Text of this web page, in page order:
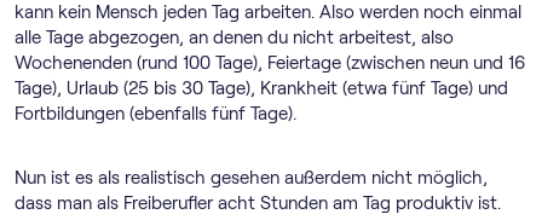
kann kein Mensch jeden Tag arbeiten. Also werden noch einmal
alle Tage abgezogen, an denen du nicht arbeitest, also
Wochenenden (rund 100 Tage), Feiertage (zwischen neun und 16
Tage), Urlaub (25 bis 30 Tage), Krankheit (etwa fünf Tage) und
Fortbildungen (ebenfalls fünf Tage).
Nun ist es als realistisch gesehen außerdem nicht möglich,
dass man als Freiberufler acht Stunden am Tag produktiv ist.